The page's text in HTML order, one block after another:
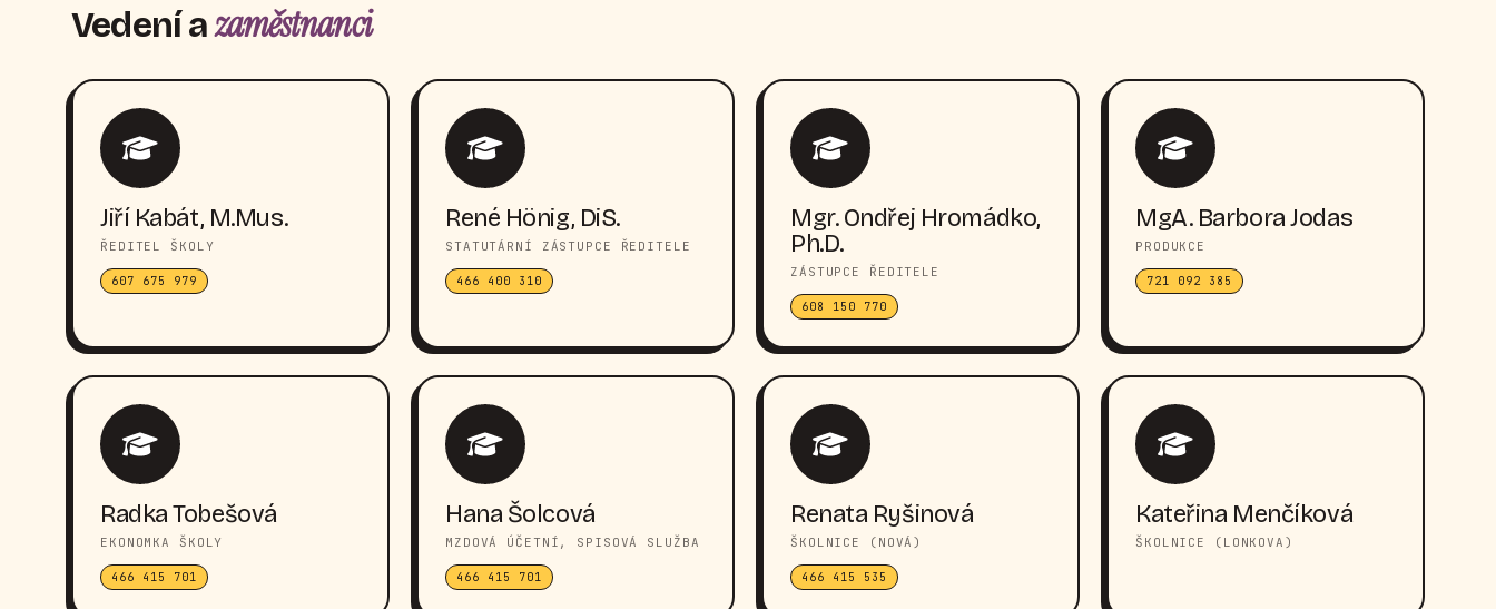
Vedení azaměstnanci
Jiří Kabát, M.Mus.
ŘEDITEL ŠKOLY
607 675 979
René Hönig, DiS.
STATUTÁRNÍ ZÁSTUPCE ŘEDITELE
466 400 310
Mgr. Ondřej Hromádko,
Ph.D.
ZÁSTUPCE ŘEDITELE
608 150 770
MgA. Barbora Jodas
PRODUKCE
721 092 385
Radka Tobešová
EKONOMKA ŠKOLY
466 415 701
Hana Šolcová
MZDOVÁ ÚČETNÍ, SPISOVÁ SLUŽBA
466 415 701
Renata Ryšinová
ŠKOLNICE (NOVÁ)
466 415 535
Kateřina Menčíková
ŠKOLNICE (LONKOVA)